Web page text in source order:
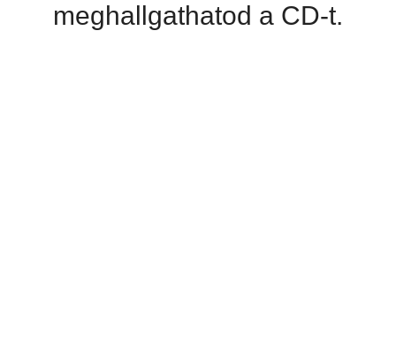
meghallgathatod a CD-t.